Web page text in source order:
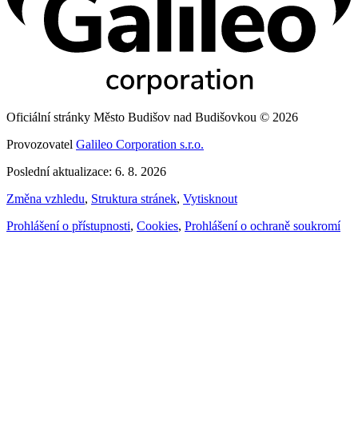
Oficiální stránky Město Budišov nad Budišovkou © 2026
Provozovatel Galileo Corporation s.r.o.
Poslední aktualizace: 6. 8. 2026
Změna vzhledu, Struktura stránek, Vytisknout
Prohlášení o přístupnosti, Cookies, Prohlášení o ochraně soukromí